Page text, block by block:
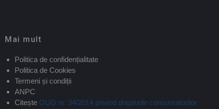
Mai mult
Politica de confidențialitate
Politica de Cookies
Termeni și condiții
ANPC
Citește OUG nr. 34/2014 privind drepturile consumatorilor